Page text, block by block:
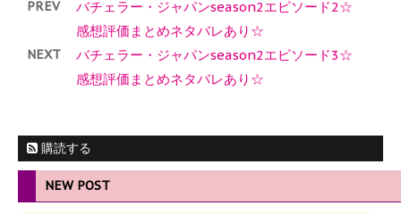
PREV
バチェラー・ジャパンseason2エピソード2☆
感想評価まとめネタバレあり☆
NEXT
バチェラー・ジャパンseason2エピソード3☆
感想評価まとめネタバレあり☆
購読する
NEW POST